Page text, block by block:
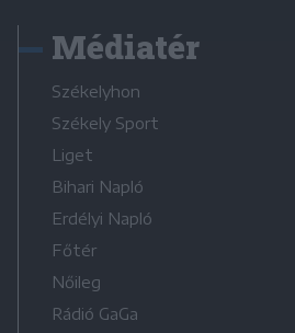
Médiatér
Székelyhon
Székely Sport
Liget
Bihari Napló
Erdélyi Napló
Főtér
Nőileg
Rádió GaGa